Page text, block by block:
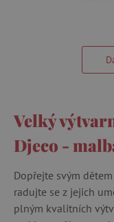
Velký
Djeco -
Dopřejte svým
radujte se z jejich
plným kvalitních